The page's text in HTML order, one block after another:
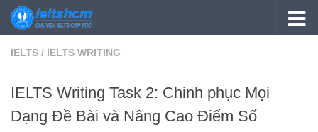
Skip to content
IELTS / IELTS WRITING
IELTS Writing Task 2: Chinh phục Mọi
Dạng Đề Bài và Nâng Cao Điểm Số